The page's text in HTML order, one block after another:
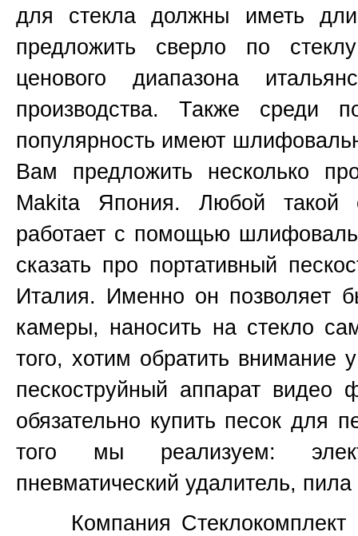
для стекла должны иметь
предложить сверло по
ценового диапазона
производства. Также среди
популярность имеют
Вам предложить несколько
Makita Япония. Любой такой
работает с помощью
сказать про портативный
Италия. Именно он позволяет
камеры, наносить на стекло
того, хотим обратить
пескоструйный аппарат
обязательно купить песок для
того мы реализуем:
пневматический удалитель,
Компания Стеклокомплект